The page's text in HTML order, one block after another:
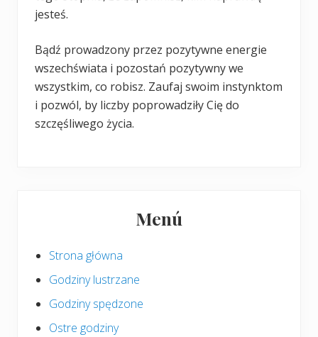
jesteś.
Bądź prowadzony przez pozytywne energie
wszechświata i pozostań pozytywny we
wszystkim, co robisz. Zaufaj swoim instynktom
i pozwól, by liczby poprowadziły Cię do
szczęśliwego życia.
boczny
Menú
Strona główna
Godziny lustrzane
Godziny spędzone
Ostre godziny